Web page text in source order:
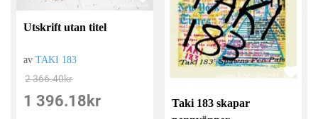
Utskrift utan titel
avTAKI 183
2 366.40kr
1 396.18 kr
Taki 183 skapar